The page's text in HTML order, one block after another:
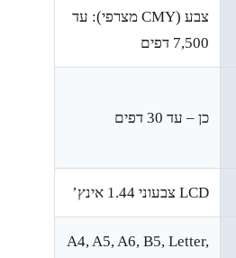
צבע (CMY מצרפי): עד
‎7,500‎ דפים
כן – עד ‎30‎ דפים
LCD צבעוני ‎1.44‎ אינץ’
A4, A5, A6, B5, Letter,